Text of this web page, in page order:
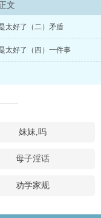
文
太好了（二）矛盾
太好了（四）一件事
妹妹,吗
母子淫话
劝学家规